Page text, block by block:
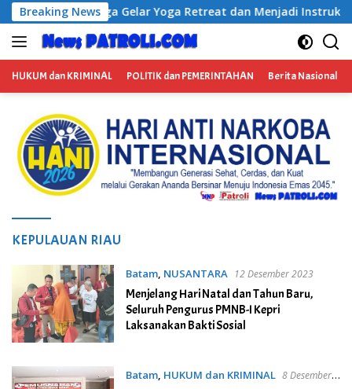
Langsung
ke
konten
Breaking News
dan Menjadi Instruktur Meditasi Satresnarkoba
HUKUM dan KRIMINAL POLITIK dan PEMERINTAHAN Berita Nasional
KEPULAUAN RIAU
Batam, NUSANTARA 12 Desember 2023
Menjelang Hari Natal dan Tahun Baru,
Seluruh Pengurus PMNB-I Kepri
Laksanakan Bakti Sosial
Batam, HUKUM dan KRIMINAL 8 Desember